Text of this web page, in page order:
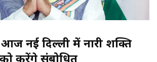
आज नई दिल्‍ली में नारी शक्ति
करेंगे संबोधित